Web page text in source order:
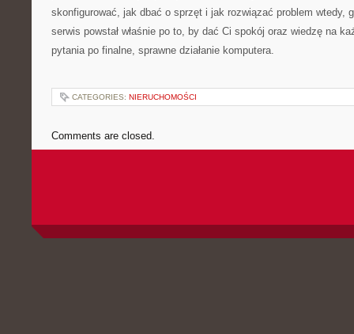
skonfigurować, jak dbać o sprzęt i jak rozwiązać problem wtedy,
serwis powstał właśnie po to, by dać Ci spokój oraz wiedzę na
pytania po finalne, sprawne działanie komputera.
CATEGORIES: NIERUCHOMOŚCI
Comments are closed.